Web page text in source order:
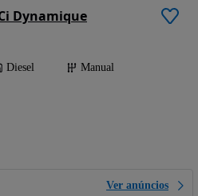
Dynamique
Diesel
Manual
Ver anúncios